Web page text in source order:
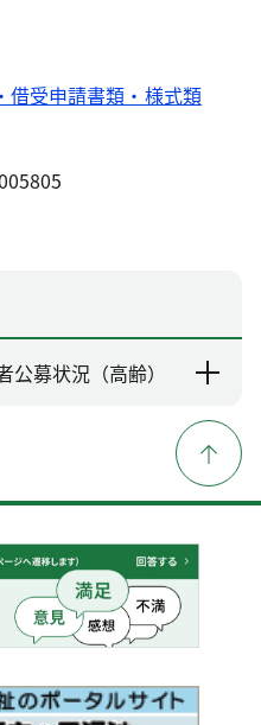
借受申請書類・様式類
募状況（高齢）